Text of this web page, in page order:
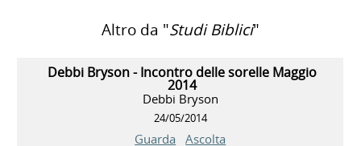
Altro da "Studi Biblici"
Debbi Bryson - Incontro delle sorelle Maggio
2014
Debbi Bryson
24/05/2014
Guarda Ascolta